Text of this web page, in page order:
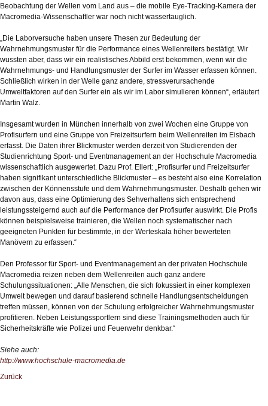
Beobachtung der Wellen vom Land aus – die mobile Eye-Tracking-Kamera der
Macromedia-Wissenschaftler war noch nicht wassertauglich.
„Die Laborversuche haben unsere Thesen zur Bedeutung der
Wahrnehmungsmuster für die Performance eines Wellenreiters bestätigt. Wir
wussten aber, dass wir ein realistisches Abbild erst bekommen, wenn wir die
Wahrnehmungs- und Handlungsmuster der Surfer im Wasser erfassen können.
Schließlich wirken in der Welle ganz andere, stressverursachende
Umweltfaktoren auf den Surfer ein als wir im Labor simulieren können“, erläutert
Martin Walz.
Insgesamt wurden in München innerhalb von zwei Wochen eine Gruppe von
Profisurfern und eine Gruppe von Freizeitsurfern beim Wellenreiten im Eisbach
erfasst. Die Daten ihrer Blickmuster werden derzeit von Studierenden der
Studienrichtung Sport- und Eventmanagement an der Hochschule Macromedia
wissenschaftlich ausgewertet. Dazu Prof. Ellert: „Profisurfer und Freizeitsurfer
haben signifikant unterschiedliche Blickmuster – es besteht also eine Korrelation
zwischen der Könnensstufe und dem Wahrnehmungsmuster. Deshalb gehen wir
davon aus, dass eine Optimierung des Sehverhaltens sich entsprechend
leistungssteigernd auch auf die Performance der Profisurfer auswirkt. Die Profis
können beispielsweise trainieren, die Wellen noch systematischer nach
geeigneten Punkten für bestimmte, in der Werteskala höher bewerteten
Manövern zu erfassen.“
Den Professor für Sport- und Eventmanagement an der privaten Hochschule
Macromedia reizen neben dem Wellenreiten auch ganz andere
Schulungssituationen: „Alle Menschen, die sich fokussiert in einer komplexen
Umwelt bewegen und darauf basierend schnelle Handlungsentscheidungen
treffen müssen, können von der Schulung erfolgreicher Wahrnehmungsmuster
profitieren. Neben Leistungssportlern sind diese Trainingsmethoden auch für
Sicherheitskräfte wie Polizei und Feuerwehr denkbar.“
Siehe auch:
http://www.hochschule-macromedia.de
Zurück